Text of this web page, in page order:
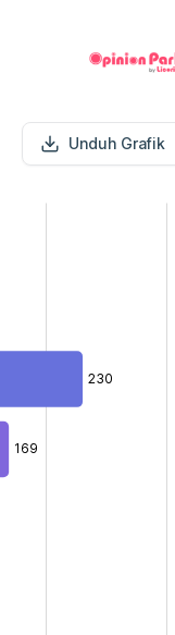
Unduh Grafik
230
169